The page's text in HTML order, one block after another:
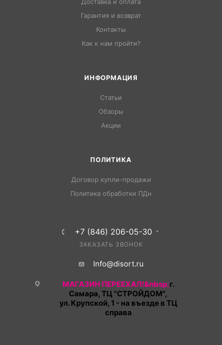
Гарантия и возврат
Контакты
Как к нам пройти?
ИНФОРМАЦИЯ
Статьи
Обзоры
Акции
ПОЛИТИКА
Договор купли-продажи
Политика обработки ПДн
+7 (846) 206-05-30
ЗАКАЗАТЬ ЗВОНОК
Info@disort.ru
МАГАЗИН ПЕРЕЕХАЛ!&nbsp;г.
Самара, ТЦ "СТРОЙДОМ",
ул. Крупской, 1 - на въезде в ТЦ
справа